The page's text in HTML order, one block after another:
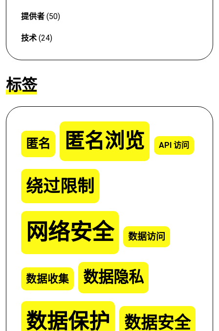
提供者 (50)
技术 (24)
标签
匿名 匿名浏览 API 访问
绕过限制
网络安全 数据访问
数据收集 数据隐私
数据保护 数据安全